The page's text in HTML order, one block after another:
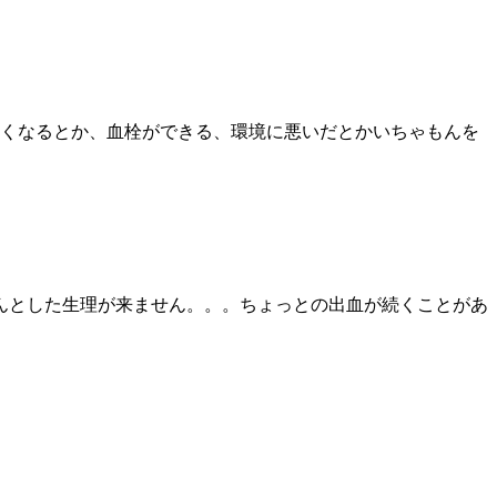
なるとか、血栓ができる、環境に悪いだとかいちゃもんを
した生理が来ません。。。ちょっとの出血が続くことがあ